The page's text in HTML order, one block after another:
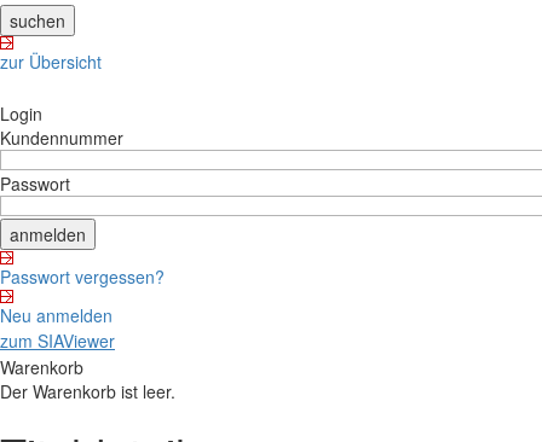
zur Übersicht
Login
Kundennummer
Passwort
Passwort vergessen?
Neu anmelden
zum SIAViewer
Warenkorb
Der Warenkorb ist leer.